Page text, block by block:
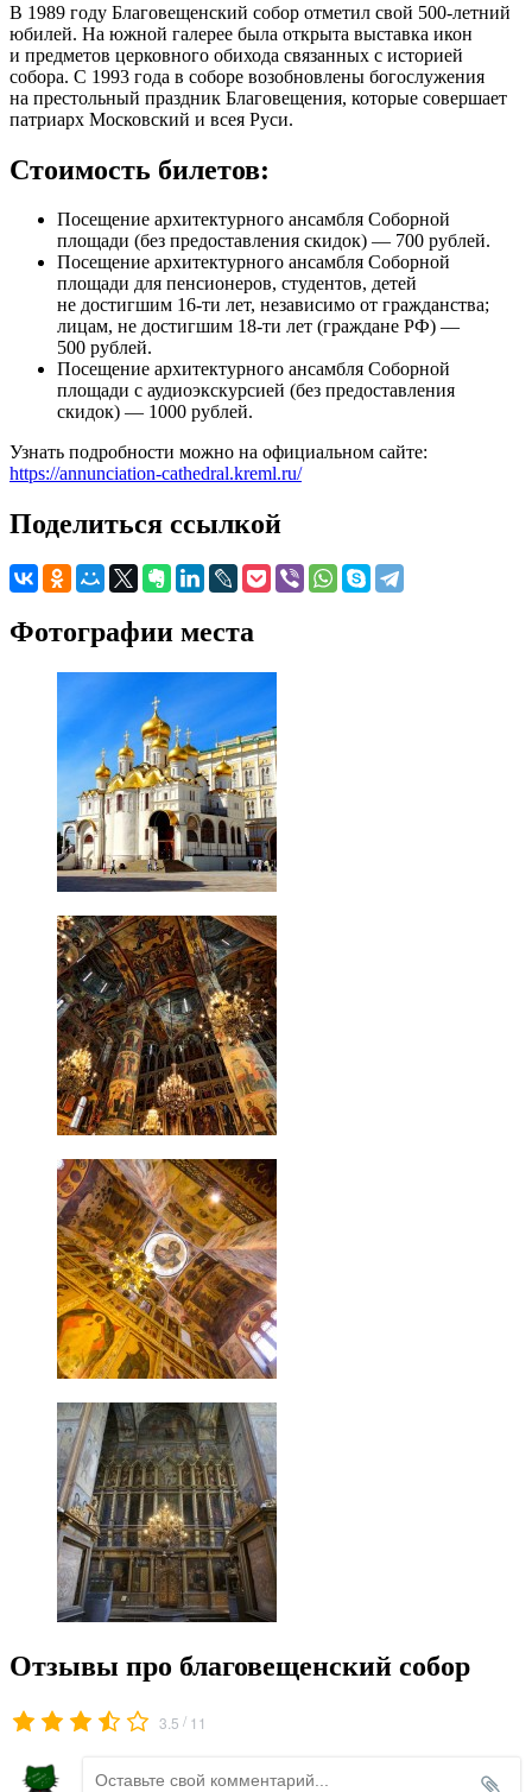
В 1989 году Благовещенский собор отметил свой 500-летний
юбилей. На южной галерее была открыта выставка икон
и предметов церковного обихода связанных с историей
собора. С 1993 года в соборе возобновлены богослужения
на престольный праздник Благовещения, которые совершает
патриарх Московский и всея Руси.
Стоимость билетов:
Посещение архитектурного ансамбля Соборной
площади (без предоставления скидок) — 700 рублей.
Посещение архитектурного ансамбля Соборной
площади для пенсионеров, студентов, детей
не достигшим 16-ти лет, независимо от гражданства;
лицам, не достигшим 18-ти лет (граждане РФ) —
500 рублей.
Посещение архитектурного ансамбля Соборной
площади с аудиоэкскурсией (без предоставления
скидок) — 1000 рублей.
Узнать подробности можно на официальном сайте:
https://annunciation-cathedral.kreml.ru/
Поделиться ссылкой
Фотографии места
Отзывы про благовещенский собор
3.5 / 11